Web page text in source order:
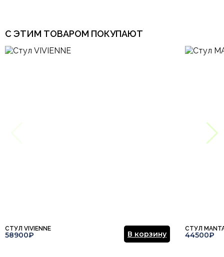
С ЭТИМ ТОВАРОМ ПОКУПАЮТ
СТУЛ VIVIENNE
58900₽ В корзину
СТУЛ
44500₽